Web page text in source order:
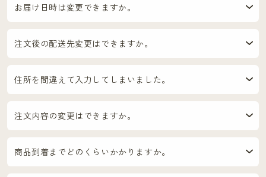
お届け日時は変更できますか。
注文後の配送先変更はできますか。
住所を間違えて入力してしまいました。
注文内容の変更はできますか。
商品到着までどのくらいかかりますか。